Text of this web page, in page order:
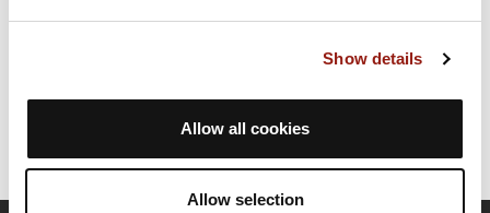
Show details
Allow all cookies
Allow selection
Última actualización de la ficha de ruta: 26 de febrero de 2024 11:25:51.